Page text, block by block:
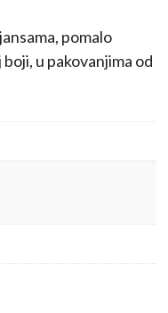
RSD.
pomalo
u pakovanjima od